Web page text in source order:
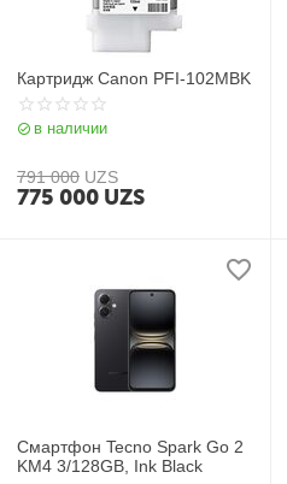
Картридж Canon PFI-102MBK
в наличии
791 000 UZS
775 000 UZS
Смартфон Tecno Spark Go 2
KM4 3/128GB, Ink Black